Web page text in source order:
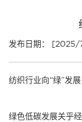
发布日期：
纺织行业向“绿”发展
绿色低碳发展关乎